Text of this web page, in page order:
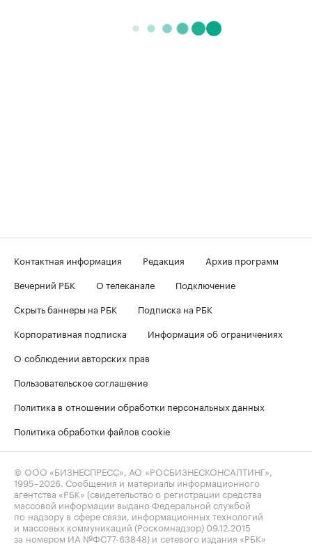
Контактная информация Редакция
Архив программ
Вечерний РБК
О телеканале
Подключение
Скрыть баннеры на РБК
Подписка на РБК
Корпоративная подписка
Информация об ограничениях
О соблюдении авторских прав
Пользовательское соглашение
Политика в отношении обработки персональных данных
Политика обработки файлов cookie
© ООО «БИЗНЕСПРЕСС», АО «РОСБИЗНЕСКОНСАЛТИНГ»,
1995–2026 . Сообщения и материалы информационного
агентства «РБК» (свидетельство о регистрации средства
массовой информации выдано Федеральной службой
по надзору в сфере связи, информационных технологий
и массовых коммуникаций (Роскомнадзор) 09.12.2015
за номером ИА №ФС77-63848) и сетевого издания «РБК»